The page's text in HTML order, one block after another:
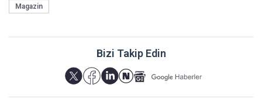
Magazin
Bizi Takip Edin